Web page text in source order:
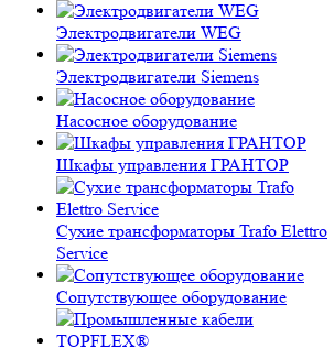
Электродвигатели WEG
Электродвигатели Siemens
Насосное оборудование
Шкафы управления ГРАНТОР
Сухие трансформаторы Trafo Elettro
Service
Сопутствующее оборудование